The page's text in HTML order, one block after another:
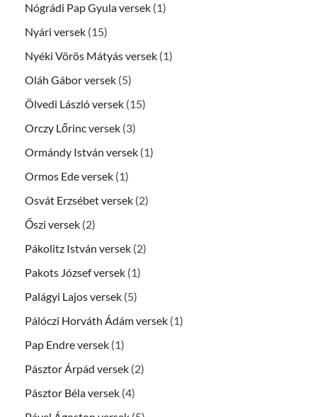
Nógrádi Pap Gyula versek (1)
Nyári versek (15)
Nyéki Vörös Mátyás versek (1)
Oláh Gábor versek (5)
Ölvedi László versek (15)
Orczy Lőrinc versek (3)
Ormándy István versek (1)
Ormos Ede versek (1)
Osvát Erzsébet versek (2)
Őszi versek (2)
Pákolitz István versek (2)
Pakots József versek (1)
Palágyi Lajos versek (5)
Pálóczi Horváth Ádám versek (1)
Pap Endre versek (1)
Pásztor Árpád versek (2)
Pásztor Béla versek (4)